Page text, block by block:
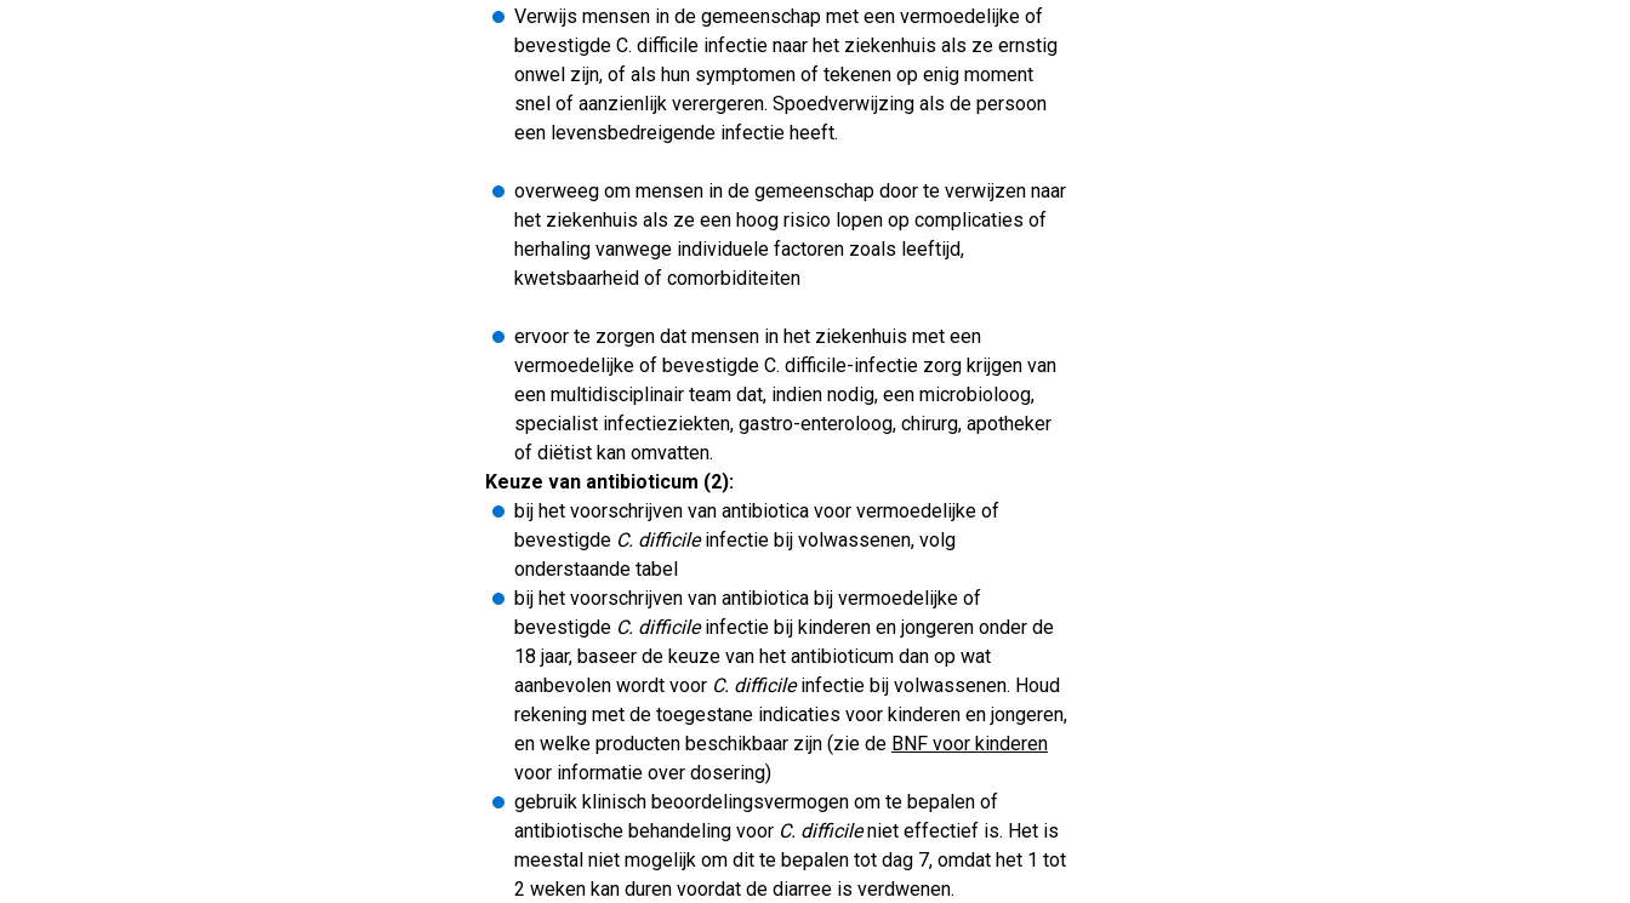
Verwijs mensen in de gemeenschap met een vermoedelijke of
bevestigde C. difficile infectie naar het ziekenhuis als ze ernstig
onwel zijn, of als hun symptomen of tekenen op enig moment
snel of aanzienlijk verergeren. Spoedverwijzing als de persoon
een levensbedreigende infectie heeft.
overweeg om mensen in de gemeenschap door te verwijzen naar
het ziekenhuis als ze een hoog risico lopen op complicaties of
herhaling vanwege individuele factoren zoals leeftijd,
kwetsbaarheid of comorbiditeiten
ervoor te zorgen dat mensen in het ziekenhuis met een
vermoedelijke of bevestigde C. difficile-infectie zorg krijgen van
een multidisciplinair team dat, indien nodig, een microbioloog,
specialist infectieziekten, gastro-enteroloog, chirurg, apotheker
of diëtist kan omvatten.
Keuze van antibioticum (2):
bij het voorschrijven van antibiotica voor vermoedelijke of
bevestigde C. difficileinfectie bij volwassenen, volg
onderstaande tabel
bij het voorschrijven van antibiotica bij vermoedelijke of
bevestigde C. difficileinfectie bij kinderen en jongeren onder de
18 jaar, baseer de keuze van het antibioticum dan op wat
aanbevolen wordt voor C. difficileinfectie bij volwassenen. Houd
rekening met de toegestane indicaties voor kinderen en jongeren,
en welke producten beschikbaar zijn (zie de BNF voor kinderen
voor informatie over dosering)
gebruik klinisch beoordelingsvermogen om te bepalen of
antibiotische behandeling voor C. difficileniet effectief is. Het is
meestal niet mogelijk om dit te bepalen tot dag 7, omdat het 1 tot
2 weken kan duren voordat de diarree is verdwenen.